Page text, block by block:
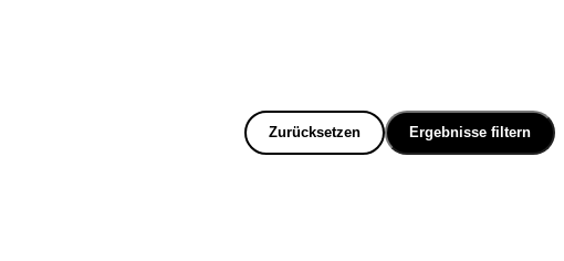
Zurücksetzen Ergebnisse filtern